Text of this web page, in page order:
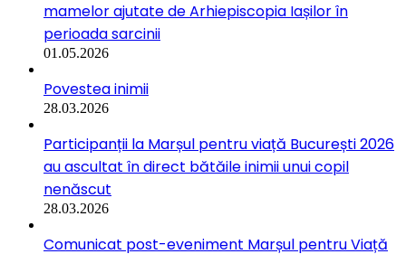
mamelor ajutate de Arhiepiscopia Iașilor în
perioada sarcinii
01.05.2026
Povestea inimii
28.03.2026
Participanții la Marșul pentru viață București 2026
au ascultat în direct bătăile inimii unui copil
nenăscut
28.03.2026
Comunicat post-eveniment Marșul pentru Viață